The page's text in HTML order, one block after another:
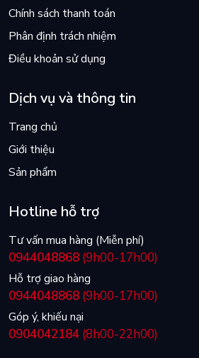
Chính sách thanh toán
Phân định trách nhiệm
Điều khoản sử dụng
Dịch vụ và thông tin
Trang chủ
Giới thiệu
Sản phẩm
Hotline hỗ trợ
Tư vấn mua hàng (Miễn phí)
0944048868 (9h00-17h00)
Hỗ trợ giao hàng
0944048868 (9h00-17h00)
Góp ý, khiếu nại
0904042184 (8h00-22h00)